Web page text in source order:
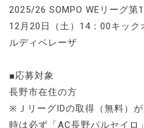
2025/26 SOMPO WEリーグ第
12月20日（土）14：00キッ
ルディベレーザ
■応募対象
長野市在住の方
※ＪリーグIDの取得（無料）
時は必ず「AC長野パルセイロ